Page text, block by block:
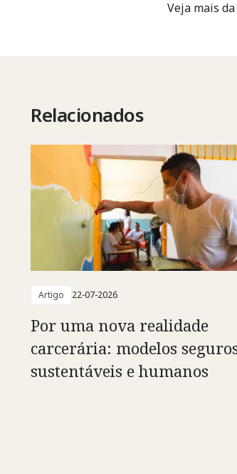
Veja mais
Relacionados
Artigo 22-07-2026
Por uma nova realidade
carcerária: modelos
sustentáveis e humanos